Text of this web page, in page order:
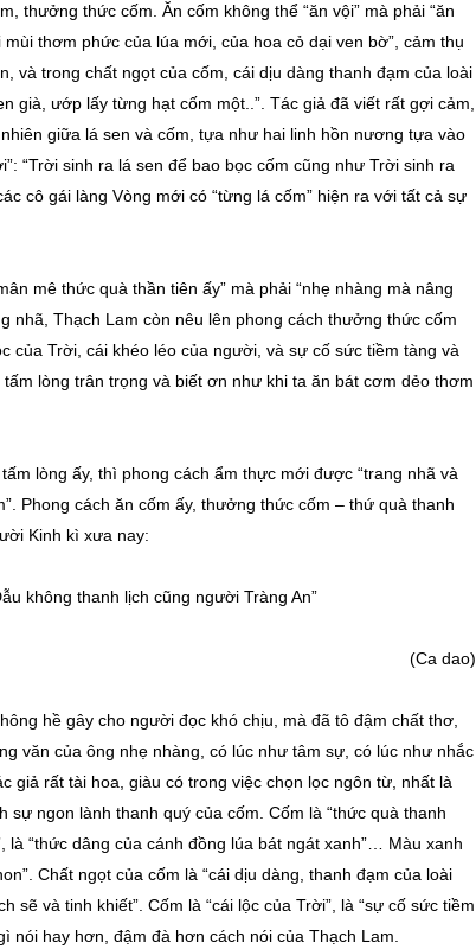
thưởng thức cốm. Ăn cốm không thể “ăn vội” mà phải “ăn
thơm phức của lúa mới, của hoa cỏ dại ven bờ”, cảm thụ
và trong chất ngọt của cốm, cái dịu dàng thanh đạm của loài
già, ướp lấy từng hạt cốm một..”. Tác giả đã viết rất gợi cảm,
giữa lá sen và cốm, tựa như hai linh hồn nương tựa vào
“Trời sinh ra lá sen để bao bọc cốm cũng như Trời sinh ra
cô gái làng Vòng mới có “từng lá cốm” hiện ra với tất cả sự
mê thức quà thần tiên ấy” mà phải “nhẹ nhàng mà nâng
nhã, Thạch Lam còn nêu lên phong cách thưởng thức cốm
của Trời, cái khéo léo của người, và sự cố sức tiềm tàng và
lòng trân trọng và biết ơn như khi ta ăn bát cơm dẻo thơm
lòng ấy, thì phong cách ẩm thực mới được “trang nhã và
Phong cách ăn cốm ấy, thưởng thức cốm – thứ quà thanh
Kinh kì xưa nay:
không thanh lịch cũng người Tràng An”
(Ca dao)
hề gây cho người đọc khó chịu, mà đã tô đậm chất thơ,
văn của ông nhẹ nhàng, có lúc như tâm sự, có lúc như nhắc
giả rất tài hoa, giàu có trong việc chọn lọc ngôn từ, nhất là
ngon lành thanh quý của cốm. Cốm là “thức quà thanh
là “thức dâng của cánh đồng lúa bát ngát xanh”… Màu xanh
Chất ngọt của cốm là “cái dịu dàng, thanh đạm của loài
sẽ và tinh khiết”. Cốm là “cái lộc của Trời”, là “sự cố sức tiềm
hay hơn, đậm đà hơn cách nói của Thạch Lam.